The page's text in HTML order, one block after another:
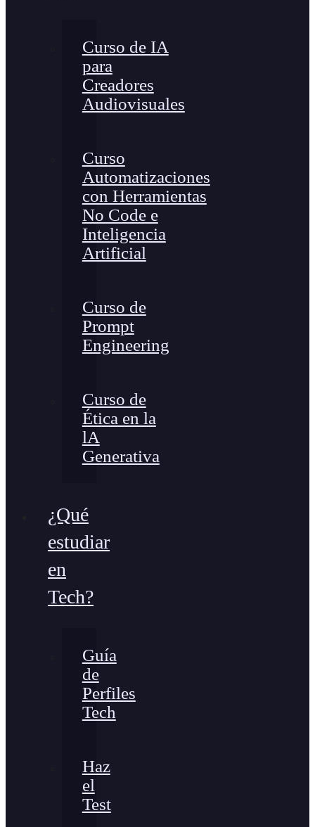
Curso de IA
para
Creadores
Audiovisuales
Curso
Automatizaciones
con Herramientas
No Code e
Inteligencia
Artificial
Curso de
Prompt
Engineering
Curso de
Ética en la
lA
Generativa
¿Qué
estudiar
en
Tech?
Guía
de
Perfiles
Tech
Haz
el
Test